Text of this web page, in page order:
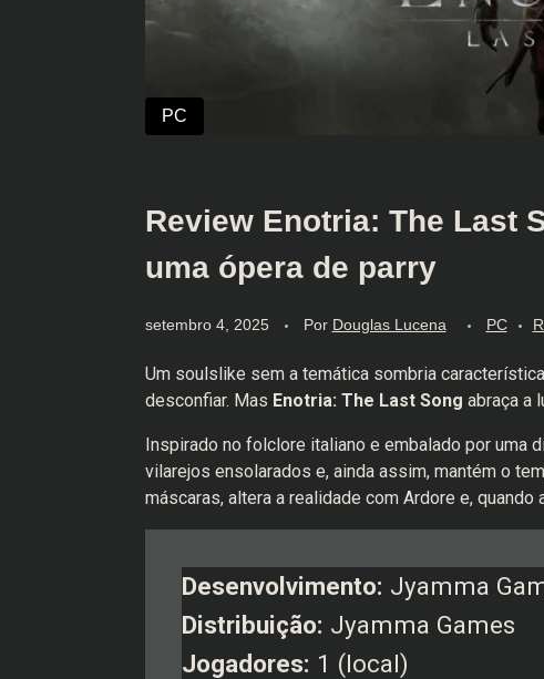
Review Enotria: The Last
uma ópera de parry
setembro 4, 2025 Por Douglas Lucena PC
Um soulslike sem a temática sombria
desconfiar. Mas Enotria: The Last Song abraça a
Inspirado no folclore italiano e embalado por uma
vilarejos ensolarados e, ainda assim, mantém o
máscaras, altera a realidade com Ardore e, quando
Desenvolvimento: Jyamma
Distribuição: Jyamma Games
Jogadores: 1 (local)